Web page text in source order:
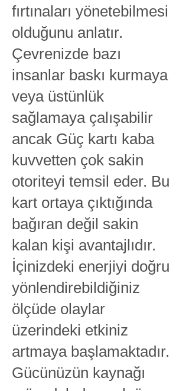
fırtınaları yönetebilmesi
olduğunu anlatır.
Çevrenizde bazı
insanlar baskı kurmaya
veya üstünlük
sağlamaya çalışabilir
ancak Güç kartı kaba
kuvvetten çok sakin
otoriteyi temsil eder. Bu
kart ortaya çıktığında
bağıran değil sakin
kalan kişi avantajlıdır.
İçinizdeki enerjiyi doğru
yönlendirebildiğiniz
ölçüde olaylar
üzerindeki etkiniz
artmaya başlamaktadır.
Gücünüzün kaynağı